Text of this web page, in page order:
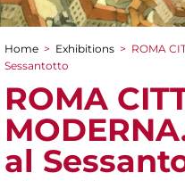
You are here
Home > Exhibitions > ROMA
Sessantotto
ROMA
al